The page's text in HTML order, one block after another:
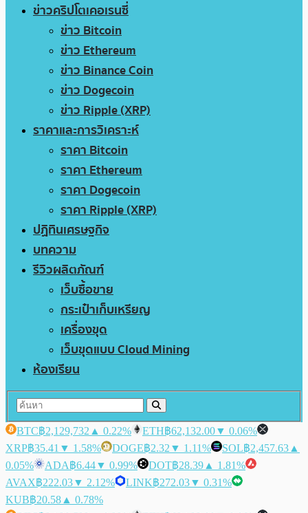
ข่าวคริปโตเคอเรนซี่
ข่าว Bitcoin
ข่าว Ethereum
ข่าว Binance Coin
ข่าว Dogecoin
ข่าว Ripple (XRP)
ราคาและการวิเคราะห์
ราคา Bitcoin
ราคา Ethereum
ราคา Dogecoin
ราคา Ripple (XRP)
ปฏิทินเศรษฐกิจ
บทความ
รีวิวผลิตภัณฑ์
เว็บซื้อขาย
กระเป๋าเก็บเหรียญ
เครื่องขุด
เว็บขุดแบบ Cloud Mining
ห้องเรียน
BTC฿2,129,732 ▲ 0.22% ETH฿62,132.00▼ 0.06%
XRP฿35.41 ▼ 1.58% DOGE฿2.32 ▼ 1.11% SOL฿2,457.63 ▲
0.05%
ADA฿6.44▼ 0.99% DOT฿28.39 ▲ 1.81%
AVAX฿222.03▼ 2.12% LINK฿272.03▼ 0.31%
KUB฿20.58 ▲ 0.78%